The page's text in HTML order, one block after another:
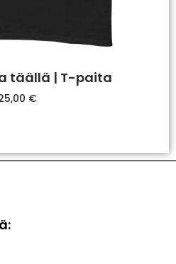
täällä | T-paita
€